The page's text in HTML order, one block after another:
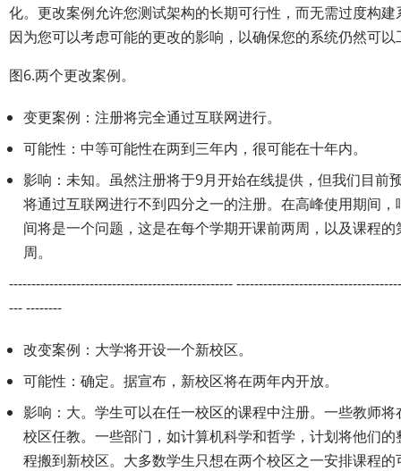
化。更改案例允许您测试架构的长期可行性，而无需过度构建
因为您可以考虑可能的更改的影响，以确保您的系统仍然可以
图6.两个更改案例。
变更案例：注册将完全通过互联网进行。
可能性：中等可能性在两到三年内，很可能在十年内。
影响：未知。虽然注册将于9月开始在线提供，但我们目前
将通过互联网进行不到四分之一的注册。在高峰使用期间，
间将是一个问题，这是在每个学期开课前两周，以及课程的
周。
--------------------------------------------------
--- --------
改变案例：大学将开设一个新校区。
可能性：确定。据宣布，新校区将在两年内开放。
影响：大。学生可以在任一校区的课程中注册。一些教师将
校区任教。一些部门，如计算机科学和哲学，计划将他们的
程搬到新校区。大多数学生只想在两个校区之一安排课程的